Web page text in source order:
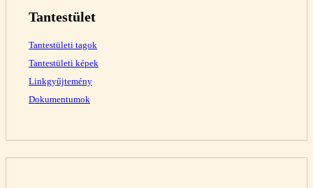
Tantestület
Tantestületi tagok
Tantestületi képek
Linkgyűjtemény
Dokumentumok